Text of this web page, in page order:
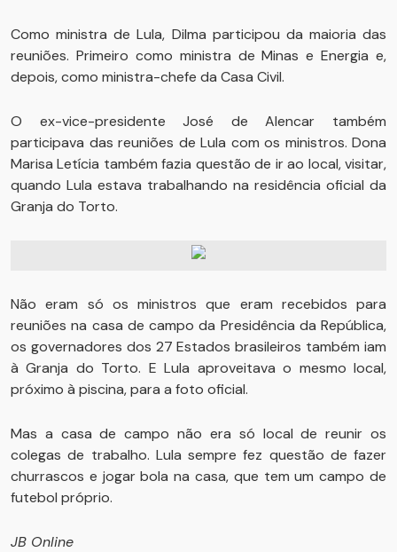
Como ministra de Lula, Dilma participou da maioria das
reuniões. Primeiro como ministra de Minas e Energia e,
depois, como ministra-chefe da Casa Civil.
O ex-vice-presidente José de Alencar também
participava das reuniões de Lula com os ministros. Dona
Marisa Letícia também fazia questão de ir ao local, visitar,
quando Lula estava trabalhando na residência oficial da
Granja do Torto.
Não eram só os ministros que eram recebidos para
reuniões na casa de campo da Presidência da República,
os governadores dos 27 Estados brasileiros também iam
à Granja do Torto. E Lula aproveitava o mesmo local,
próximo à piscina, para a foto oficial.
Mas a casa de campo não era só local de reunir os
colegas de trabalho. Lula sempre fez questão de fazer
churrascos e jogar bola na casa, que tem um campo de
futebol próprio.
JB Online